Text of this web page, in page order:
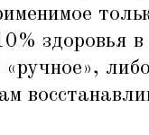
здоровья
«ручное»,